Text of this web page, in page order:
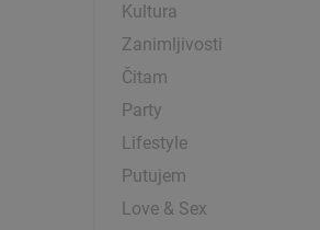
Kultura
Zanimljivosti
Čitam
Party
Lifestyle
Putujem
Love & Sex